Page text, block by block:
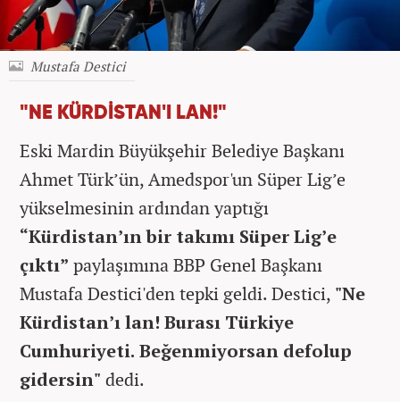
Mustafa Destici
"NE KÜRDİSTAN'I LAN!"
Eski Mardin Büyükşehir Belediye Başkanı
Ahmet Türk’ün, Amedspor'un Süper Lig’e
yükselmesinin ardından yaptığı
“Kürdistan’ın bir takımı Süper Lig’e
çıktı” paylaşımına BBP Genel Başkanı
Mustafa Destici'den tepki geldi. Destici, "Ne
Kürdistan’ı lan! Burası Türkiye
Cumhuriyeti. Beğenmiyorsan defolup
gidersin" dedi.